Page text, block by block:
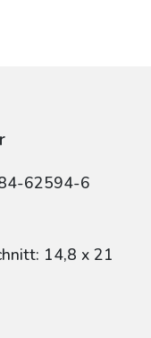
62594-6
14,8 x 21